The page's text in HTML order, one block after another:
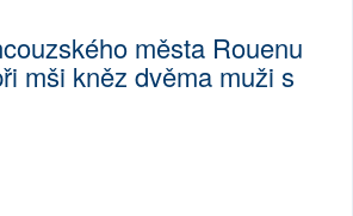
města Rouenu
mši kněz dvěma muži s